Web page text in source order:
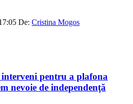
De: Cristina Mogos
pentru a plafona
nevoie de independenţă